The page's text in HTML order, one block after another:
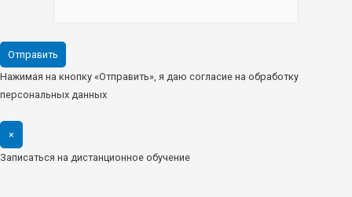
Нажимая на кнопку «Отправить», я даю согласие на обработку
персональных данных
×
Записаться на дистанционное обучение